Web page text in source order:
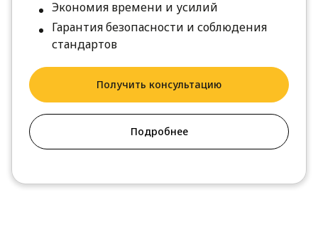
Экономия времени и усилий
Гарантия безопасности и соблюдения
стандартов
Получить консультацию
Подробнее